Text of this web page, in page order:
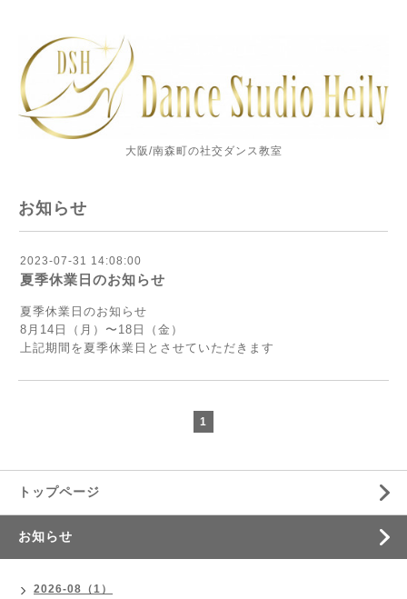
大阪/南森町の社交ダンス教室
お知らせ
2023-07-31 14:08:00
夏季休業日のお知らせ
夏季休業日のお知らせ
8月14日（月）〜18日（金）
上記期間を夏季休業日とさせていただきます
1
トップページ
お知らせ
2026-08（1）